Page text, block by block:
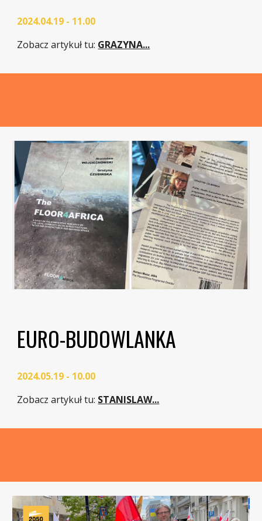
2024.04.19 - 11.00
Zobacz artykuł tu: GRAZYNA...
EURO-BUDOWLANKA
2024.05.19 - 10.00
Zobacz artykuł tu: STANISLAW...